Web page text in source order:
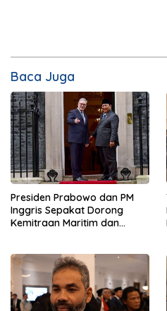
Baca Juga
Presiden Prabowo dan PM
Inggris Sepakat Dorong
Kemitraan Maritim dan